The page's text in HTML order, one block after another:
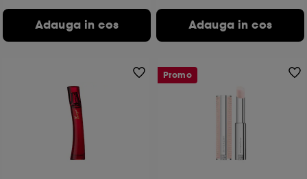
Adauga in cos Adauga in cos
Promo